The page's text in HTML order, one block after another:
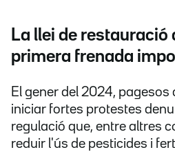
La llei de restauració
primera frenada
El gener del 2024,
iniciar fortes protestes
regulació que, entre altres
reduir l'ús de pesticides i